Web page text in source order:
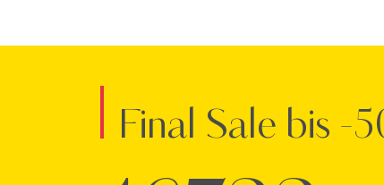
Final Sale bis -